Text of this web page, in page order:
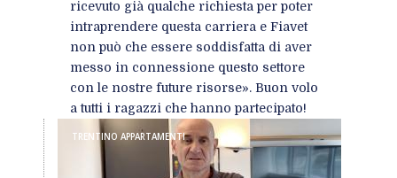
ricevuto già qualche richiesta per poter
intraprendere questa carriera e Fiavet
non può che essere soddisfatta di aver
messo in connessione questo settore
con le nostre future risorse». Buon volo
a tutti i ragazzi che hanno partecipato!
TRENTINO APPARTAMENTI